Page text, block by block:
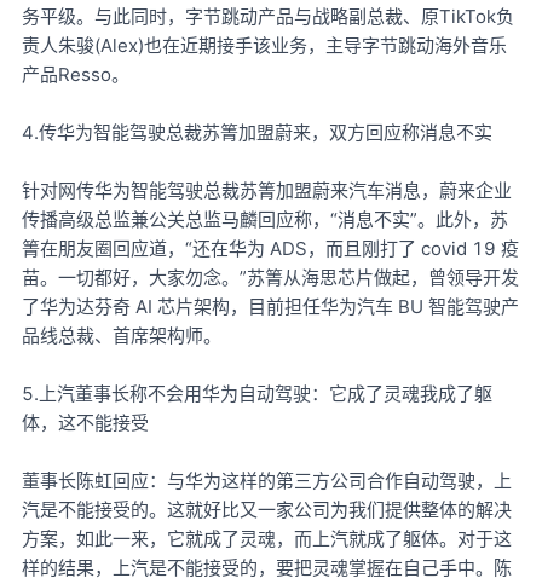
务平级。与此同时，字节跳动产品与战略副总裁、原TikTok负
责人朱骏(Alex)也在近期接手该业务，主导字节跳动海外音乐
产品Resso。
4.传华为智能驾驶总裁苏箐加盟蔚来，双方回应称消息不实
针对网传华为智能驾驶总裁苏箐加盟蔚来汽车消息，蔚来企业
传播高级总监兼公关总监马麟回应称，“消息不实”。此外，苏
箐在朋友圈回应道，“还在华为 ADS，而且刚打了 covid 19 疫
苗。一切都好，大家勿念。”苏箐从海思芯片做起，曾领导开发
了华为达芬奇 AI 芯片架构，目前担任华为汽车 BU 智能驾驶产
品线总裁、首席架构师。
5.上汽董事长称不会用华为自动驾驶：它成了灵魂我成了躯
体，这不能接受
董事长陈虹回应：与华为这样的第三方公司合作自动驾驶，上
汽是不能接受的。这就好比又一家公司为我们提供整体的解决
方案，如此一来，它就成了灵魂，而上汽就成了躯体。对于这
样的结果，上汽是不能接受的，要把灵魂掌握在自己手中。陈